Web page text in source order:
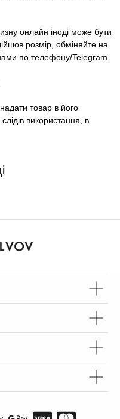
онлайн іноді може бути
розмір, обміняйте на
по телефону/Telegram
товар в його
використання, в